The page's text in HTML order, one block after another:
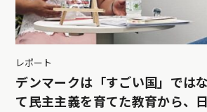
レポート
デンマークは「すごい国」では
て民主主義を育てた教育から、